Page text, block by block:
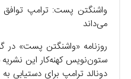
واشنگتن پست: ترامپ توافق
می‌داند
روزنامه «واشنگتن پست» در
ستون‌نویس کهنه‌کار این
دونالد ترامپ برای دستیابی